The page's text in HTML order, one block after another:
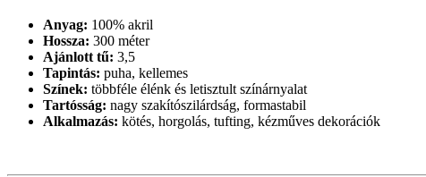
Anyag: 100% akril
Hossza: 300 méter
Ajánlott tű: 3,5
Tapintás: puha, kellemes
Színek: többféle élénk és letisztult színárnyalat
Tartósság: nagy szakítószilárdság, formastabil
Alkalmazás: kötés, horgolás, tufting, kézműves dekorációk